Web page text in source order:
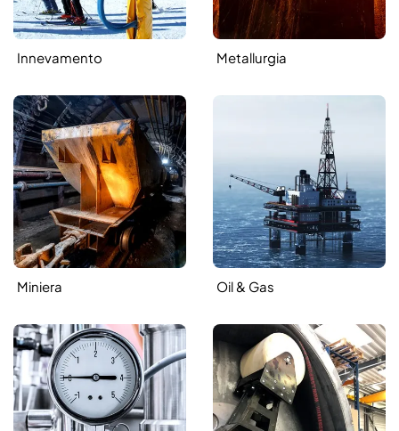
Innevamento Metallurgia
Miniera Oil & Gas